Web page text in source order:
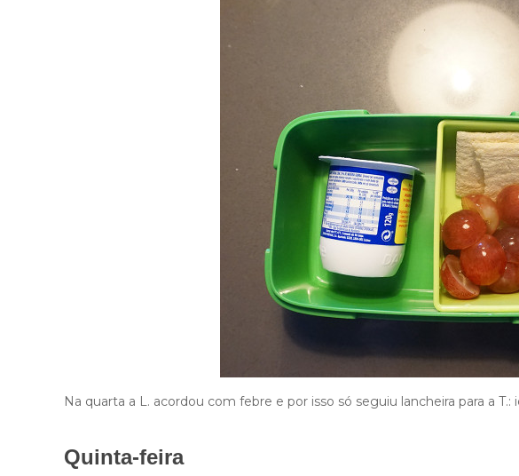
Na quarta a L. acordou com febre e por isso só seguiu lancheira para a
Quinta-feira